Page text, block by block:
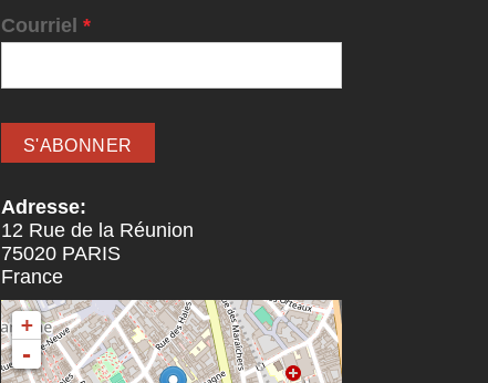
Courriel *
Adresse:
12 Rue de la Réunion
75020 PARIS
France
+
-